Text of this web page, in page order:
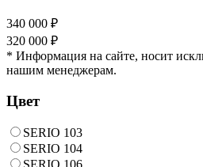
340 000 ₽
320 000 ₽
* Информация на сайте, носит
нашим менеджерам.
Цвет
SERIO 103
SERIO 104